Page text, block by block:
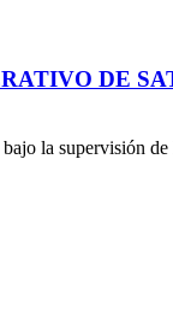
DE
la supervisión